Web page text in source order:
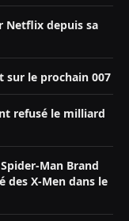
Netflix depuis sa
sur le prochain 007
refusé le milliard
Man Brand
des X-Men dans le